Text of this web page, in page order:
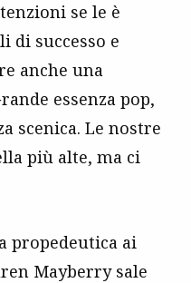
se le è
di successo e
anche una
essenza pop,
scenica. Le nostre
più alte, ma ci
propedeutica ai
Mayberry sale